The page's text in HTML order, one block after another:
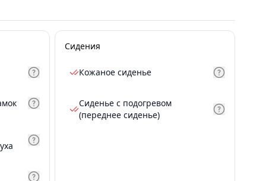
Сидения
Кожаное сиденье
Сиденье с подогревом
(переднее сиденье)